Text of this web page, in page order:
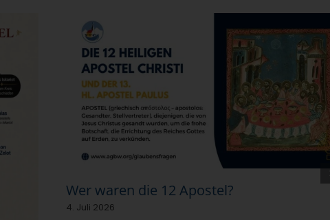
Wer waren die 12 Apostel?
4. Juli 2026